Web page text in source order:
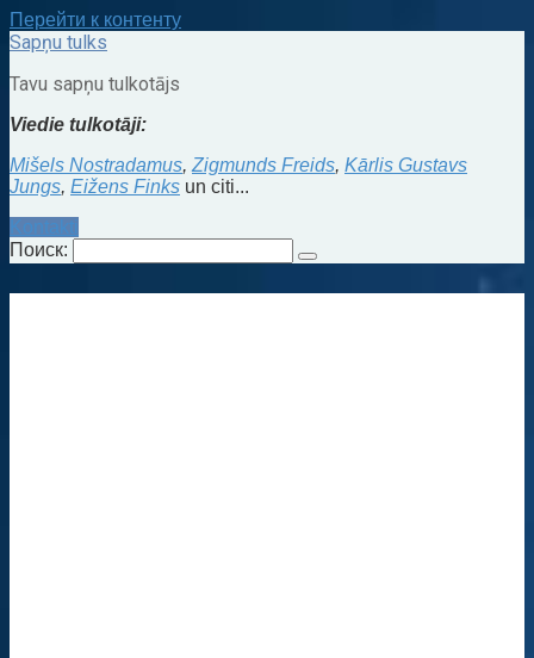
Перейти к контенту
Sapņu tulks
Tavu sapņu tulkotājs
Viedie tulkotāji:
Mišels Nostradamus, Zigmunds Freids, Kārlis Gustavs
Jungs, Eižens Finks un citi...
Kontakti
Поиск: